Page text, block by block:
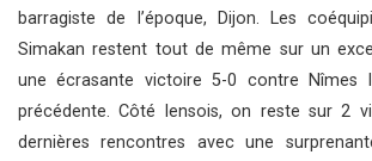
barragiste de l’époque, Dijon. Les
Simakan restent tout de même sur un
une écrasante victoire 5-0 contre Nîmes
précédente. Côté lensois, on reste sur 2
dernières rencontres avec une